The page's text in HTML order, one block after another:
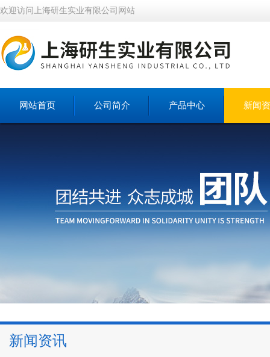
欢迎访问上海研生实业有限公司网站
网站首页 公司简介 产品中心 新闻
新闻资讯